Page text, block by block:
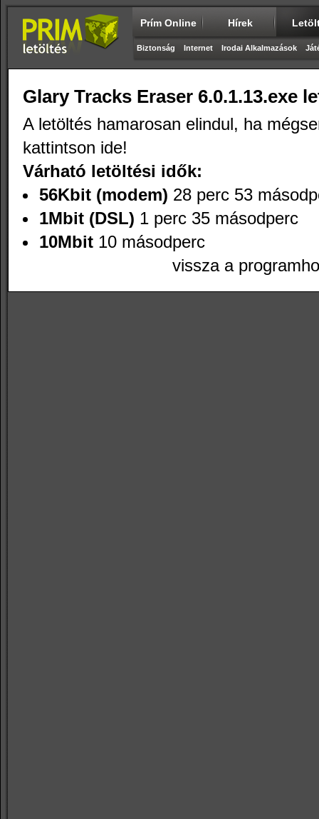
Prím Online Hírek
Biztonság Internet Irodai Alkalmazások
Glary Tracks Eraser 6.0.1.13.exe
A letöltés hamarosan elindul, ha
kattintson ide!
Várható letöltési idők:
56Kbit (modem) 28 perc 53
1Mbit (DSL) 1 perc 35 másodperc
10Mbit 10 másodperc
vissza a